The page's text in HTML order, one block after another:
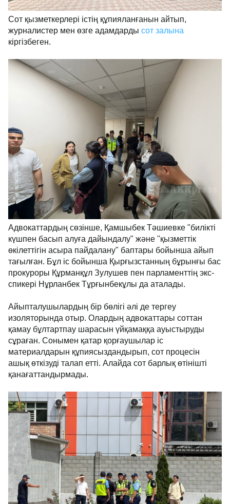
Сот қызметкерлері істің құпияланғанын айтып,
журналистер мен өзге адамдарды сот залына
кіргізбеген.
Адвокаттардың сөзінше, Қамшыбек Тәшиевке "билікті
күшпен басып алуға дайындалу" және "қызметтік
өкілеттігін асыра пайдалану" баптары бойынша айып
тағылған. Бұл іс бойынша Қырғызстанның бұрынғы бас
прокуроры Құрманқұл Зулушев пен парламенттің экс-
спикері Нұрланбек Тұрғынбекұлы да аталады.
Айыпталушылардың бір бөлігі әлі де тергеу
изоляторында отыр. Олардың адвокаттары соттан
қамау бұлтартпау шарасын үйқамаққа ауыстыруды
сұраған. Сонымен қатар қорғаушылар іс
материалдарын құпиясыздандырып, сот процесін
ашық өткізуді талап етті. Алайда сот барлық өтінішті
қанағаттандырмады.